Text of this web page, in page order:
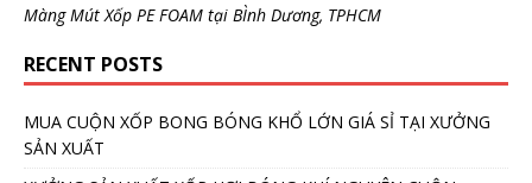
Màng Mút Xốp PE FOAM tại BÌnh Dương, TPHCM
RECENT POSTS
MUA CUỘN XỐP BONG BÓNG KHỔ LỚN GIÁ SỈ TẠI XƯỞNG
SẢN XUẤT